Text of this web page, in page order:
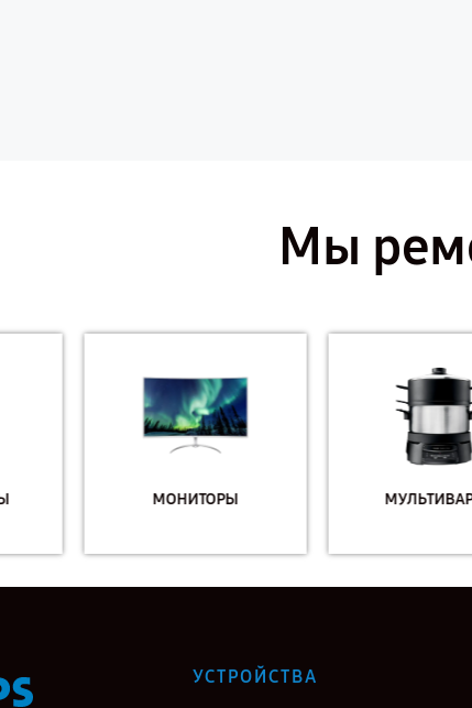
Мы
МОНИТОРЫ МУЛЬТИВАРКИ
УСТРОЙСТВА